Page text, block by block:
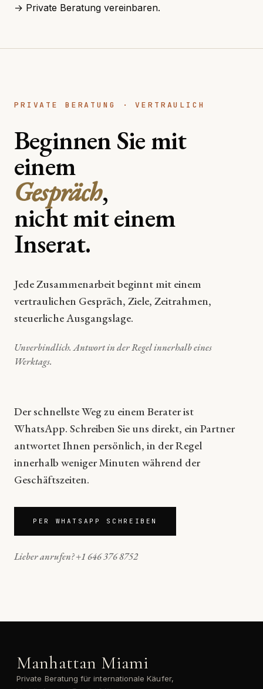
→ Private Beratung vereinbaren.
PRIVATE BERATUNG · VERTRAULICH
Beginnen Sie mit
einem
Gespräch,
nicht mit einem
Inserat.
Jede Zusammenarbeit beginnt mit einem
vertraulichen Gespräch, Ziele, Zeitrahmen,
steuerliche Ausgangslage.
Unverbindlich. Antwort in der Regel innerhalb eines
Werktags.
Der schnellste Weg zu einem Berater ist
WhatsApp. Schreiben Sie uns direkt, ein Partner
antwortet Ihnen persönlich, in der Regel
innerhalb weniger Minuten während der
Geschäftszeiten.
PER WHATSAPP SCHREIBEN
Lieber anrufen? +1 646 376 8752
Manhattan Miami
Private Beratung für internationale Käufer,